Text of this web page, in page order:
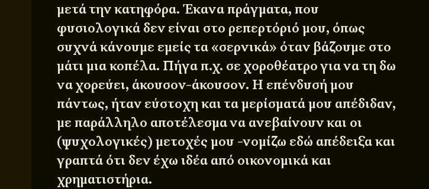
μετά την κατηφόρα. Έκανα πράγματα, που
φυσιολογικά δεν είναι στο ρεπερτόριό μου, όπως
συχνά κάνουμε εμείς τα «σερνικά» όταν βάζουμε στο
μάτι μια κοπέλα. Πήγα π.χ. σε χοροθέατρο για να τη δω
να χορεύει, άκουσον-άκουσον. Η επένδυσή μου
πάντως, ήταν εύστοχη και τα μερίσματά μου απέδιδαν,
με παράλληλο αποτέλεσμα να ανεβαίνουν και οι
(ψυχολογικές) μετοχές μου -νομίζω εδώ απέδειξα και
γραπτά ότι δεν έχω ιδέα από οικονομικά και
χρηματιστήρια.